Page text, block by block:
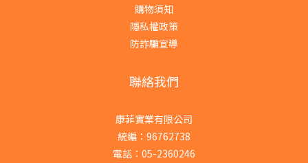
購物須知
隱私權政策
防詐騙宣導
聯絡我們
康菲實業有限公司
統編：96762738
電話：05-2360246